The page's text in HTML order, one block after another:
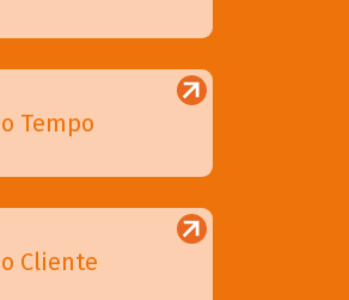
Tempo
Cliente